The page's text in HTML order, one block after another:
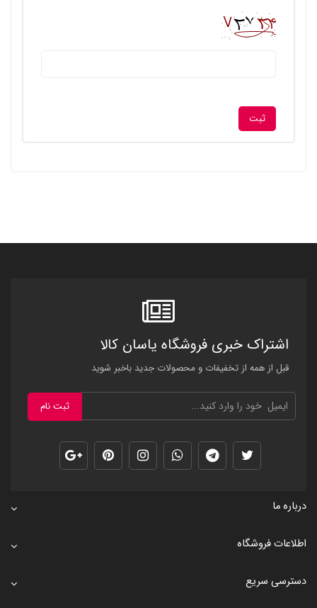
اشتراک خبری فروشگاه یاسان کالا
قبل از همه از تخفیفات و محصولات جدید باخبر شوید
ثبت نام
درباره ما
اطلاعات فروشگاه
دسترسی سریع